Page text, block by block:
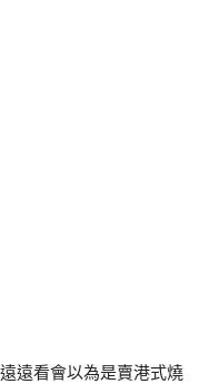
遠看會以為是賣港式燒